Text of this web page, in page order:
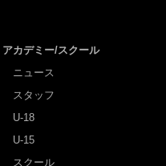
アカデミー/スクール
ニュース
スタッフ
U-18
U-15
スクール